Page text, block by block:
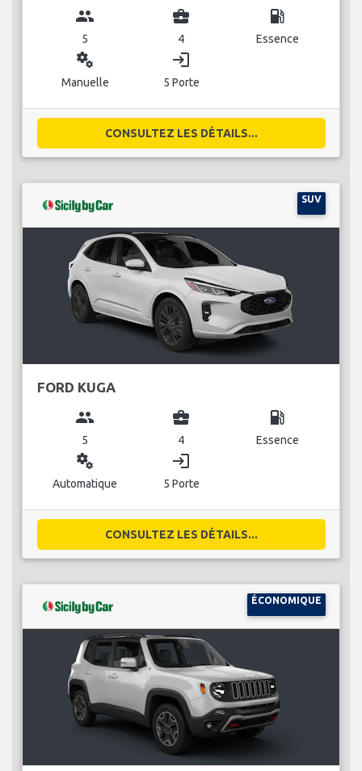
group
5
business_center
4
local_gas_station
Essence
miscellaneous_services
Manuelle
login
5 Porte
CONSULTEZ LES DÉTAILS...
SUV
FORD KUGA
group
5
business_center
4
local_gas_station
Essence
miscellaneous_services
Automatique
login
5 Porte
CONSULTEZ LES DÉTAILS...
ÉCONOMIQUE